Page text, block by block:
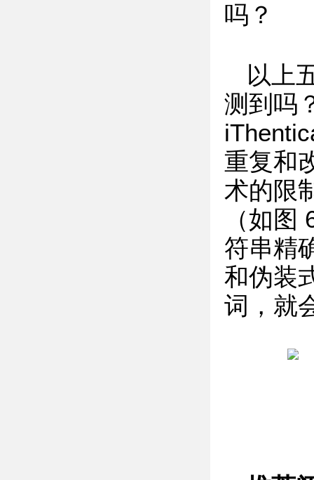
吗？
以上
测到吗
重复和
术的限
（如
符串精
和伪装
词，就